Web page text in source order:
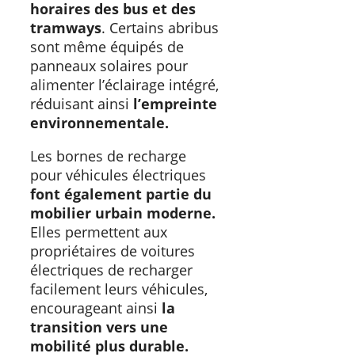
horaires des bus et des
tramways. Certains abribus
sont même équipés de
panneaux solaires pour
alimenter l’éclairage intégré,
réduisant ainsi l’empreinte
environnementale.
Les bornes de recharge
pour véhicules électriques
font également partie du
mobilier urbain moderne.
Elles permettent aux
propriétaires de voitures
électriques de recharger
facilement leurs véhicules,
encourageant ainsi la
transition vers une
mobilité plus durable.